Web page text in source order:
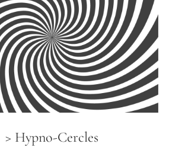
> Hypno-Cercles